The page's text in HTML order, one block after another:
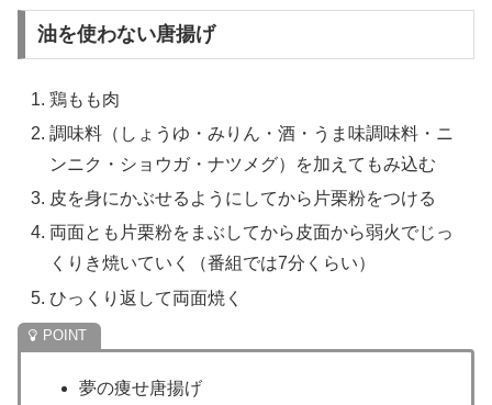
油を使わない唐揚げ
鶏もも肉
調味料（しょうゆ・みりん・酒・うま味調味料・ニ
ンニク・ショウガ・ナツメグ）を加えてもみ込む
皮を身にかぶせるようにしてから片栗粉をつける
両面とも片栗粉をまぶしてから皮面から弱火でじっ
くりき焼いていく（番組では7分くらい）
ひっくり返して両面焼く
夢の痩せ唐揚げ